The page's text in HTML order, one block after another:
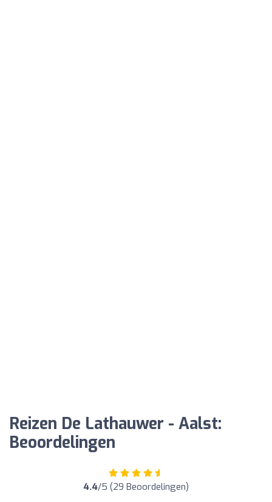
Reizen De Lathauwer - Aalst:
Beoordelingen
4.4/5 (29 Beoordelingen)